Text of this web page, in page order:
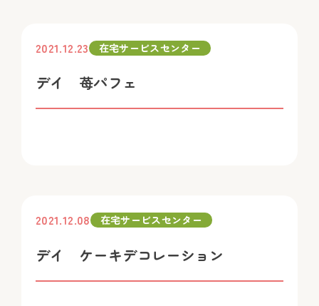
2021.12.23 在宅サービスセンター
デイ 苺パフェ
2021.12.08 在宅サービスセンター
デイ ケーキデコレーション